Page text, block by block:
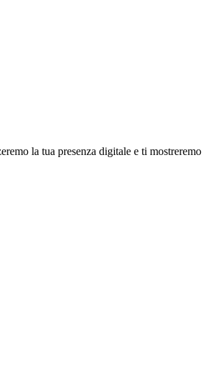
la tua presenza digitale e ti mostreremo